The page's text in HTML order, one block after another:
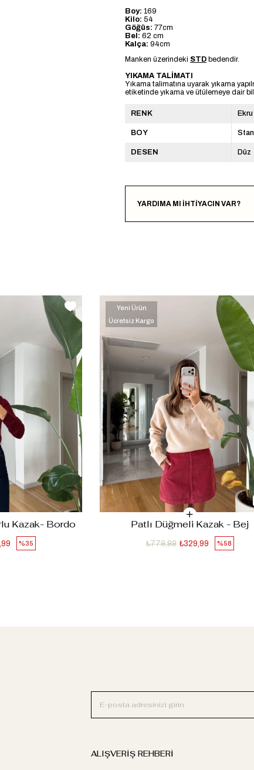
Boy: 169
Kilo: 54
Göğüs: 77cm
Bel: 62 cm
Kalça: 94cm
Manken üzerindeki STD bedendir.
YIKAMA TALİMATI
Yıkama talimatına uyarak yıkama
etiketinde yıkama ve ütülemeye dair
RENK Ekru
BOY
DESEN Düz
YARDIMA MI İHTİYACIN VAR?
Kazak- Bordo
%35
‹
›
Patlı Düğmeli Kazak - Bej
%58
₺329,99
₺779,99
Yeni Ürün
Ücretsiz Kargo
ALIŞVERİŞ REHBERİ